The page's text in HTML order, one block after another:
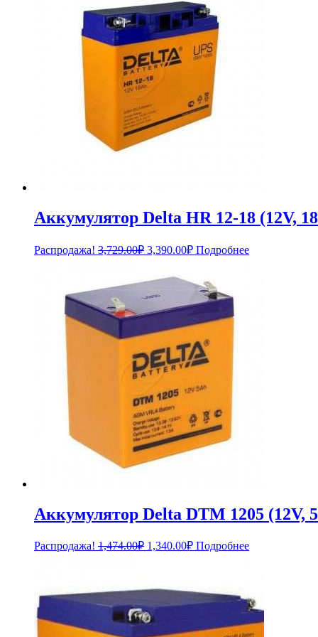
Аккумулятор Delta HR 12-18 (12V,
Распродажа! 3,729.00₽ Первоначальная
3,729.00₽.
3,390.00₽Текущая
цена:
Подробнее
Аккумулятор Delta DTM 1205 (12V,
Распродажа! 1,474.00₽ Первоначальная
1,340.00₽Текущая
Подробнее